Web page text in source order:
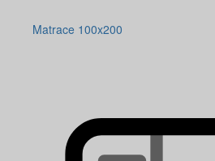
Matrace 100x200